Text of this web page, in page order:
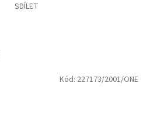
SDÍLET
Kód: 227173/2001/ONE